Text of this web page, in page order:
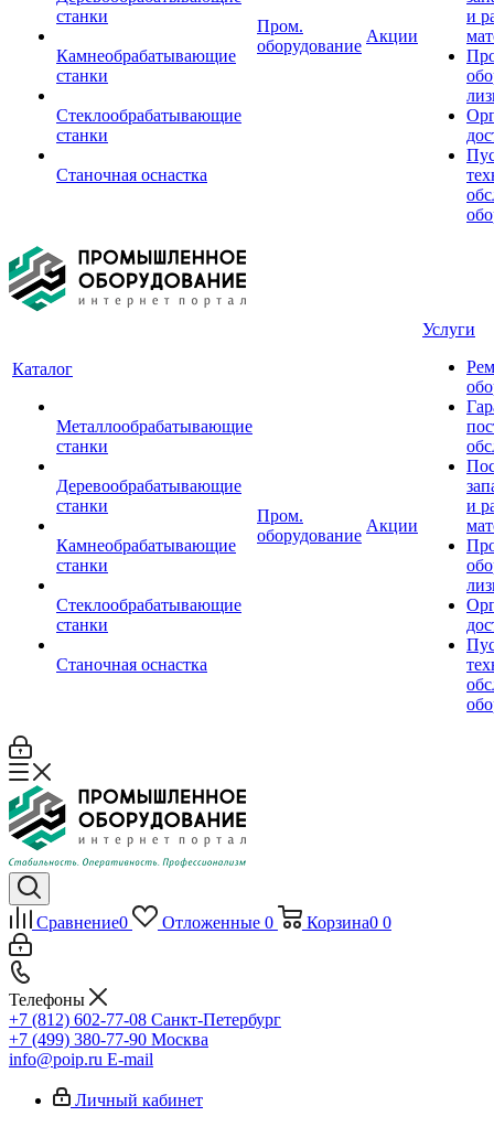
станки
Камнеобрабатывающие
станки
Стеклообрабатывающие
станки
Станочная оснастка
Пром.
оборудование
Акции
и
Каталог
Металлообрабатывающие
станки
Деревообрабатывающие
станки
Камнеобрабатывающие
станки
Стеклообрабатывающие
станки
Станочная оснастка
Пром.
оборудование
Акции
Услуги
и
Сравнение0 Отложенные 0 Корзина0 0
Телефоны
+7 (812) 602-77-08 Санкт-Петербург
+7 (499) 380-77-90 Москва
info@poip.ru E-mail
Личный кабинет